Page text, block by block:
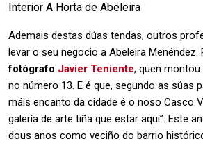
Interior A Horta de Abeleira
Ademais destas dúas tendas, outros
levar o seu negocio a Abeleira Menéndez.
fotógrafo Javier Teniente, quen montou
no número 13. E é que, segundo as súas
máis encanto da cidade é o noso Casco
galería de arte tiña que estar aquí”. Este
dous anos como veciño do barrio